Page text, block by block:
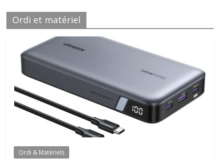
Ordi et matériel
Ordi & Matériels